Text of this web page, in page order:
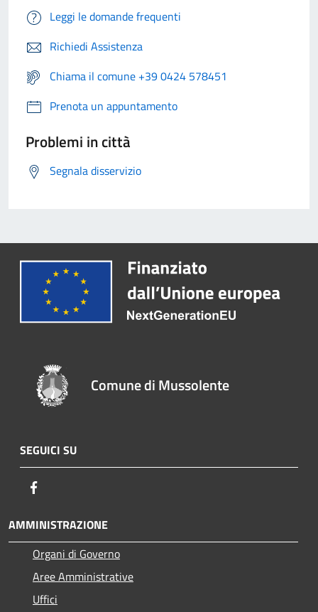
Leggi le domande frequenti
Richiedi Assistenza
Chiama il comune +39 0424 578451
Prenota un appuntamento
Problemi in città
Segnala disservizio
Comune di Mussolente
SEGUICI SU
AMMINISTRAZIONE
Organi di Governo
Aree Amministrative
Uffici